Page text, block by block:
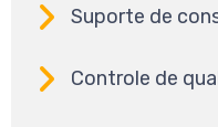
Suporte de
Controle de